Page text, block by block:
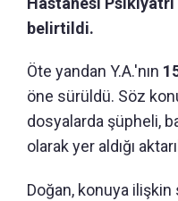
belirtildi.
Öte yandan Y.A.'nın
öne sürüldü. Söz
dosyalarda şüpheli,
olarak yer aldığı
Doğan, konuya